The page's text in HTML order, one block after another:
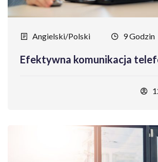
Angielski/Polski 9 Godzin
Efektywna komunikacja